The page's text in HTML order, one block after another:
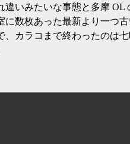
いみたいな事態と多摩 OL
数枚あった最新より一つ
、カラコまで終わったのは